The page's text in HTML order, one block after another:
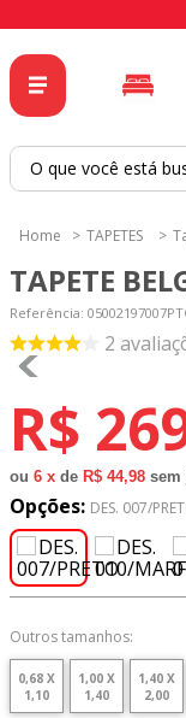
O que você está
TAPETES
TAPETE
Referência:
2
R$
ou 6 x de R$ 44,98 sem
Opções: DES. 007/
Outros tamanhos:
0,68 X
1,10
1,00 X
1,40
1,40 X
2,00
2º
tapete
3º
cortina
4
5º
tapetes
tecido tricoline
7º
percal
º
tricoline digital
9º
tecido oxford
10º toalha mesa